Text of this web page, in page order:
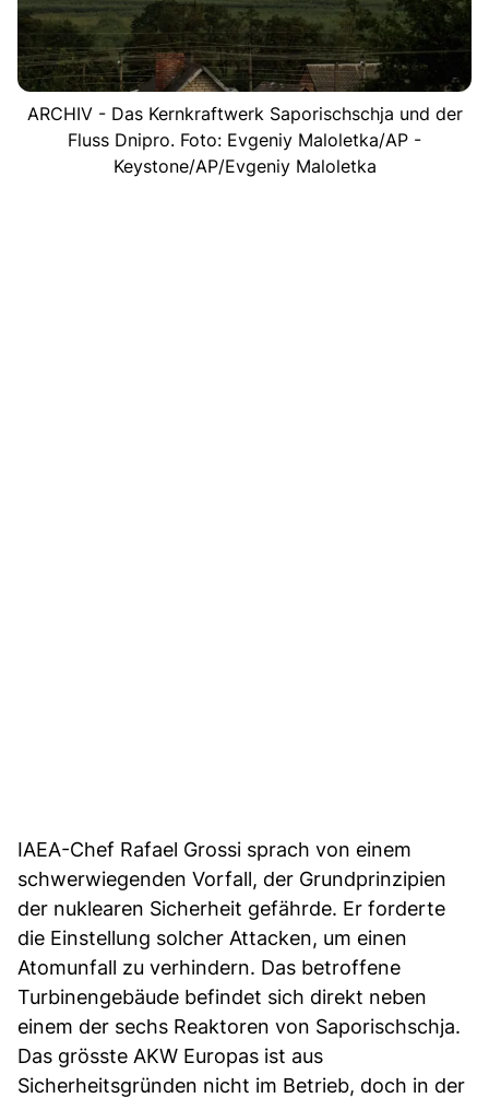
ARCHIV - Das Kernkraftwerk Saporischschja und der
Fluss Dnipro. Foto: Evgeniy Maloletka/AP -
Keystone/AP/Evgeniy Maloletka
IAEA-Chef Rafael Grossi sprach von einem
schwerwiegenden Vorfall, der Grundprinzipien
der nuklearen Sicherheit gefährde. Er forderte
die Einstellung solcher Attacken, um einen
Atomunfall zu verhindern. Das betroffene
Turbinengebäude befindet sich direkt neben
einem der sechs Reaktoren von Saporischschja.
Das grösste AKW Europas ist aus
Sicherheitsgründen nicht im Betrieb, doch in der